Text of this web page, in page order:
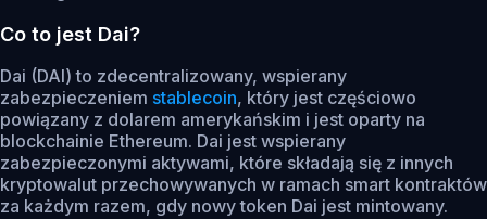
Co to jest Dai?
Dai (DAI) to zdecentralizowany, wspierany
zabezpieczeniem stablecoin, który jest częściowo
powiązany z dolarem amerykańskim i jest oparty na
blockchainie Ethereum. Dai jest wspierany
zabezpieczonymi aktywami, które składają się z innych
kryptowalut przechowywanych w ramach smart kontraktów
za każdym razem, gdy nowy token Dai jest mintowany.